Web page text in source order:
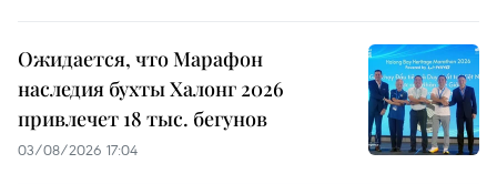
Ожидается, что Марафон
наследия бухты Халонг 2026
привлечет 18 тыс. бегунов
03/08/2026 17:04